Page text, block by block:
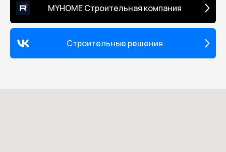
на ножках; • шланг высокого
безвоздушного распыления;
для смазки штока поршня
MYHOME Строительная компания
Строительные решения